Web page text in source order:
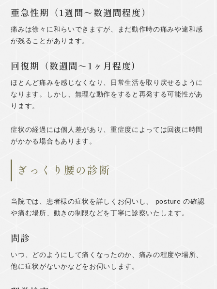
亜急性期（1週間～数週間程度）
痛みは徐々に和らいできますが、まだ動作時の痛みや違和感
が残ることがあります。
回復期（数週間～1ヶ月程度)
ほとんど痛みを感じなくなり、日常生活を取り戻せるように
なります。しかし、無理な動作をすると再発する可能性があ
ります。
症状の経過には個人差があり、重症度によっては回復に時間
がかかる場合もあります。
ぎっくり腰の診断
当院では、患者様の症状を詳しくお伺いし、 posture の確認
や痛む場所、動きの制限などを丁寧に診察いたします。
問診
いつ、どのようにして痛くなったのか、痛みの程度や場所、
他に症状がないかなどをお伺いします。